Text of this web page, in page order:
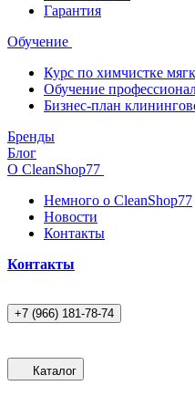
Гарантия
Обучение
Курс по химчистке
Обучение
Бизнес-план
Бренды
Блог
О CleanShop77
Немного о CleanShop77
Новости
Контакты
Контакты
+7 (966) 181-78-74
Каталог